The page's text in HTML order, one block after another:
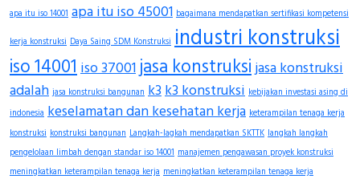
apa itu iso 14001 apa itu iso 45001 bagaimana mendapatkan sertifikasi kompetensi
kerja konstruksi Daya Saing SDM Konstruksi industri konstruksi
iso 14001iso 37001jasa konstruksijasa konstruksi
adalah jasa konstruksi bangunan k3k3 konstruksi kebijakan investasi asing di
indonesia keselamatan dan kesehatan kerja keterampilan tenaga kerja
konstruksi konstruksi bangunan Langkah-lagkah mendapatkan SKTTK langkah langkah
pengelolaan limbah dengan standar iso 14001 manajemen pengawasan proyek konstruksi
meningkatkan keterampilan tenaga kerja meningkatkan keterampilan tenaga kerja